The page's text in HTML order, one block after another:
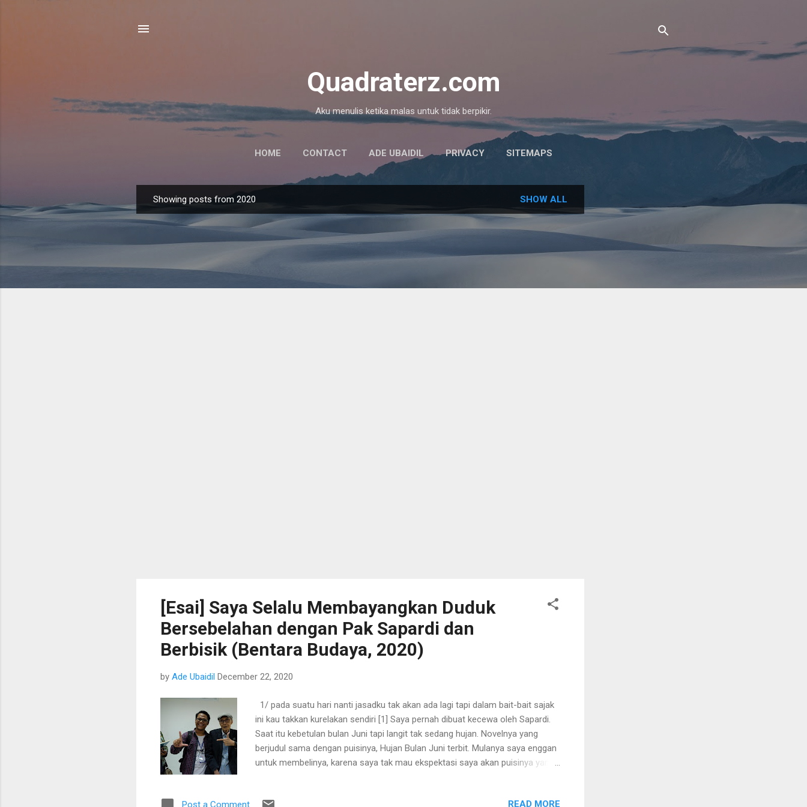
Quadraterz.com
Aku menulis ketika malas untuk tidak berpikir.
HOME CONTACT ADE UBAIDIL PRIVACY SITEMAPS
o
s
Showing posts from 2020 SHOW ALL
[Esai] Saya Selalu Membayangkan Duduk
Bersebelahan dengan Pak Sapardi dan
Berbisik (Bentara Budaya, 2020)
by Ade Ubaidil December 22, 2020
1/ pada suatu hari nanti jasadku tak akan ada lagi tapi dalam bait-bait sajak
ini kau takkan kurelakan sendiri [1] Saya pernah dibuat kecewa oleh Sapardi.
Saat itu kebetulan bulan Juni tapi langit tak sedang hujan. Novelnya yang
berjudul sama dengan puisinya, Hujan Bulan Juni terbit. Mulanya saya enggan
untuk membelinya, karena saya tak mau ekspektasi saya akan puisinya yang
Post a Comment READ MORE